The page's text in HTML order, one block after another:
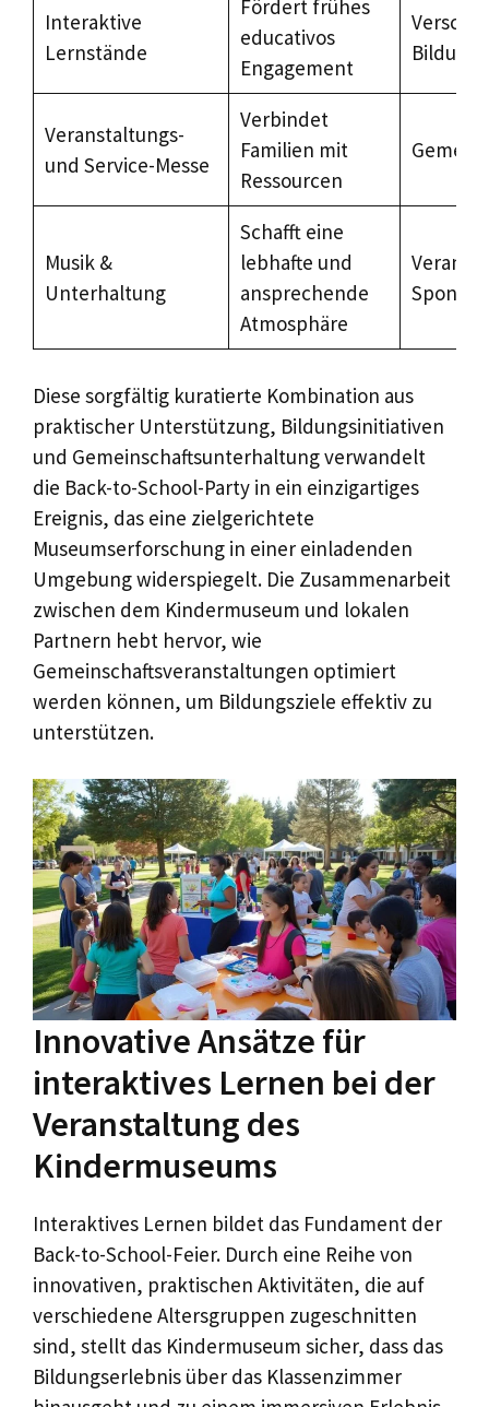
Interaktive
Lernstände
Fördert frühes
educativos
Engagement
Veranstaltungs-
und Service-Messe
Verbindet
Familien mit
Ressourcen
Musik &
Unterhaltung
Schafft eine
lebhafte und
ansprechende
Atmosphäre
Diese sorgfältig kuratierte Kombination aus
praktischer Unterstützung, Bildungsinitiativen
und Gemeinschaftsunterhaltung verwandelt
die Back-to-School-Party in ein einzigartiges
Ereignis, das eine zielgerichtete
Museumserforschung in einer einladenden
Umgebung widerspiegelt. Die Zusammenarbeit
zwischen dem Kindermuseum und lokalen
Partnern hebt hervor, wie
Gemeinschaftsveranstaltungen optimiert
werden können, um Bildungsziele effektiv zu
unterstützen.
Innovative Ansätze für
interaktives Lernen bei der
Veranstaltung des
Kindermuseums
Interaktives Lernen bildet das Fundament der
Back-to-School-Feier. Durch eine Reihe von
innovativen, praktischen Aktivitäten, die auf
verschiedene Altersgruppen zugeschnitten
sind, stellt das Kindermuseum sicher, dass das
Bildungserlebnis über das Klassenzimmer